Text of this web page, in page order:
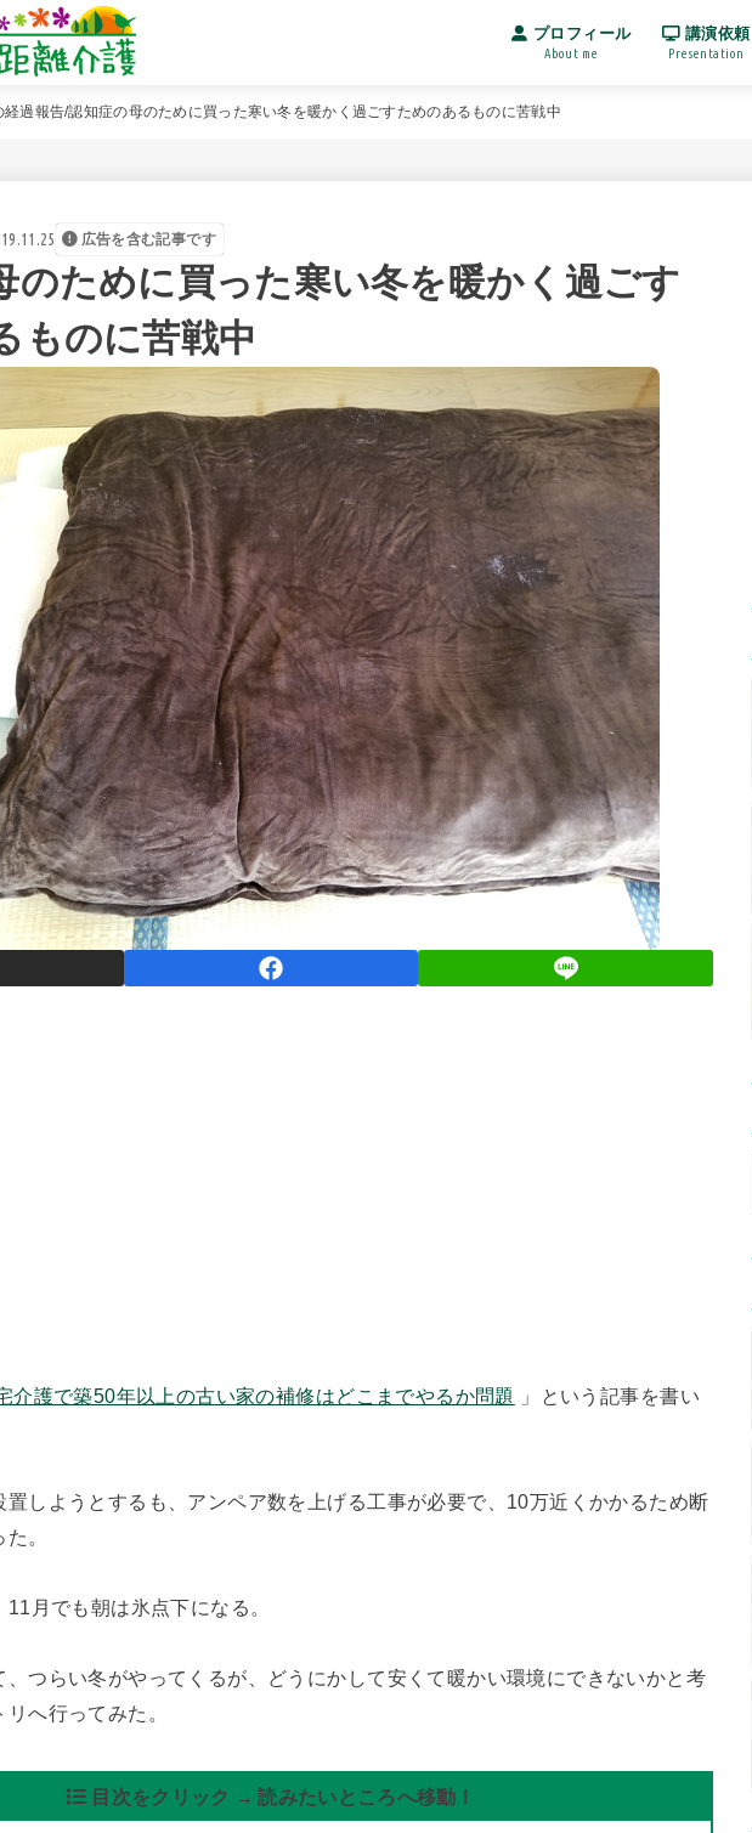
プロフィール
About me
講演依頼
Presentation
経過報告 認知症の母のために買った寒い冬を暖かく過ごすためのあるものに苦戦中
広告を含む記事です
のために買った寒い冬を暖かく過ごす
ものに苦戦中
介護で築50年以上の古い家の補修はどこまでやるか問題
」という記事を書い
置しようとするも、アンペア数を上げる工事が必要で、10万近くかかるため断
。
月でも朝は氷点下になる。
、つらい冬がやってくるが、どうにかして安くて暖かい環境にできないかと考
へ行ってみた。
目次をクリック → 読みたいところへ移動！